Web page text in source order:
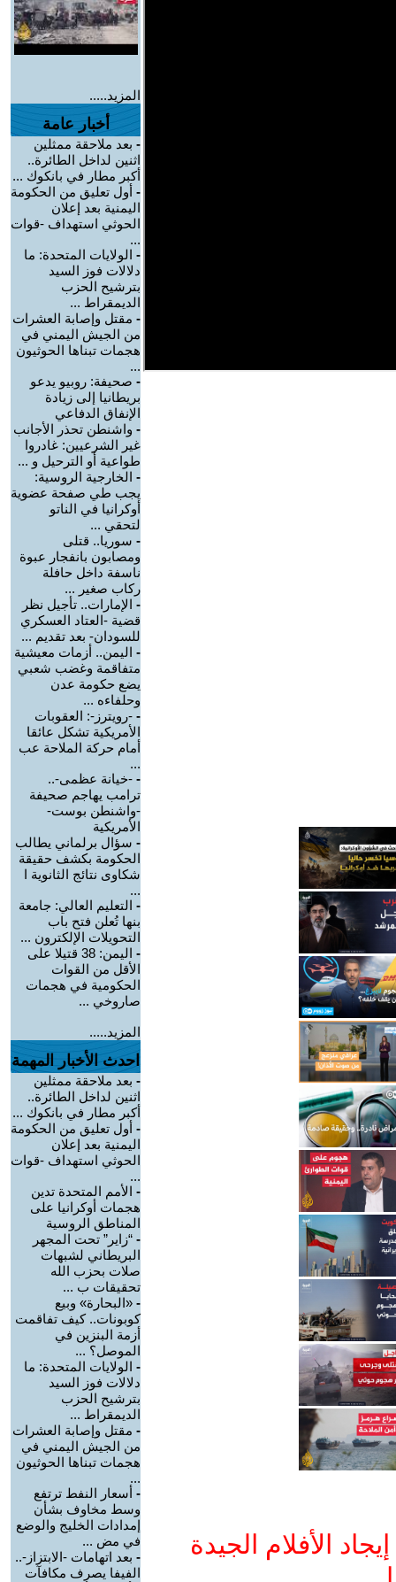
الأفلام الجيدة
المزيد.....
أخبار عامة
- بعد ملاحقة ممثلين
اثنين لداخل الطائرة..
أكبر مطار في بانكوك ...
- أول تعليق من الحكومة
اليمنية بعد إعلان
الحوثي استهداف -قوات
...
- الولايات المتحدة: ما
دلالات فوز السيد
بترشيح الحزب
الديمقراط ...
- مقتل وإصابة العشرات
من الجيش اليمني في
هجمات تبناها الحوثيون
...
- صحيفة: روبيو يدعو
بريطانيا إلى زيادة
الإنفاق الدفاعي
- واشنطن تحذر الأجانب
غير الشرعيين: غادروا
طواعية أو الترحيل و ...
- الخارجية الروسية:
يجب طي صفحة عضوية
أوكرانيا في الناتو
لتحقي ...
- سوريا.. قتلى
ومصابون بانفجار عبوة
ناسفة داخل حافلة
ركاب صغير ...
- الإمارات.. تأجيل نظر
قضية -العتاد العسكري
للسودان- بعد تقديم ...
- اليمن.. أزمات معيشية
متفاقمة وغضب شعبي
يضع حكومة عدن
وحلفاءه ...
- -رويترز-: العقوبات
الأمريكية تشكل عائقا
أمام حركة الملاحة عب
...
- -خيانة عظمى-..
ترامب يهاجم صحيفة
-واشنطن بوست-
الأمريكية
- سؤال برلماني يطالب
الحكومة بكشف حقيقة
شكاوى نتائج الثانوية ا
...
- التعليم العالي: جامعة
بنها تُعلن فتح باب
التحويلات الإلكترون ...
-
اليمن: 38 قتيلا على
الأقل من القوات
الحكومية في هجمات
صاروخي ...
المزيد.....
احدث الأخبار المهمة
- بعد ملاحقة ممثلين
اثنين لداخل الطائرة..
أكبر مطار في بانكوك ...
- أول تعليق من الحكومة
اليمنية بعد إعلان
الحوثي استهداف -قوات
...
- الأمم المتحدة تدين
هجمات أوكرانيا على
المناطق الروسية
- “زاير” تحت المجهر
البريطاني لشبهات
صلات بحزب الله
تحقيقات ب ...
- «البحارة» وبيع
كوبونات.. كيف تفاقمت
أزمة البنزين في
الموصل؟ ...
- الولايات المتحدة: ما
دلالات فوز السيد
بترشيح الحزب
الديمقراط ...
- مقتل وإصابة العشرات
من الجيش اليمني في
هجمات تبناها الحوثيون
...
- أسعار النفط ترتفع
وسط مخاوف بشأن
إمدادات الخليج والوضع
في مض ...
- بعد اتهامات -الابتزاز-..
الفيفا يصرف مكافآت